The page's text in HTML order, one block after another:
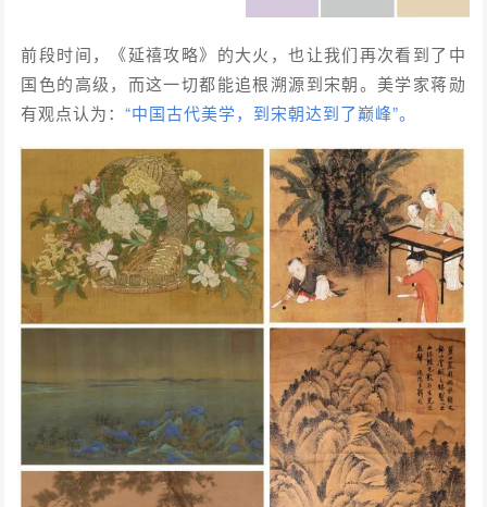
前段时间，《延禧攻略》的大火，也让我们再次看到了中
国色的高级，而这一切都能追根溯源到宋朝。美学家蒋勋
有观点认为：“中国古代美学，到宋朝达到了巅峰”。